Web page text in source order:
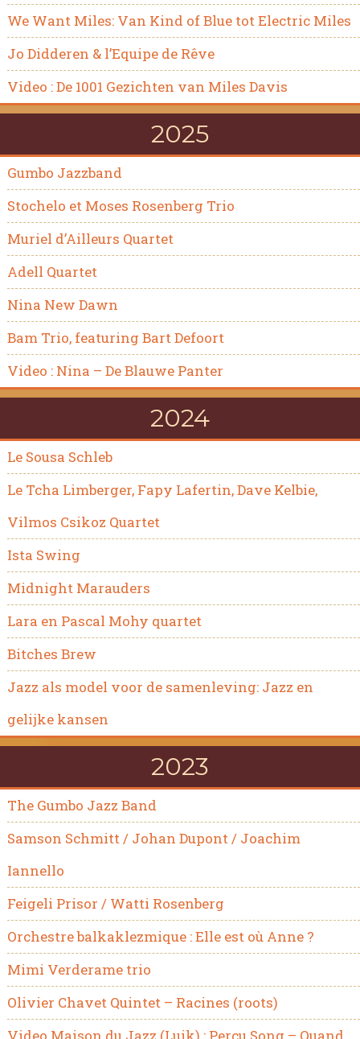
We Want Miles: Van Kind of Blue tot Electric Miles
Jo Didderen & l’Equipe de Rêve
Video : De 1001 Gezichten van Miles Davis
2025
Gumbo Jazzband
Stochelo et Moses Rosenberg Trio
Muriel d’Ailleurs Quartet
Adell Quartet
Nina New Dawn
Bam Trio, featuring Bart Defoort
Video : Nina – De Blauwe Panter
2024
Le Sousa Schleb
Le Tcha Limberger, Fapy Lafertin, Dave Kelbie,
Vilmos Csikoz Quartet
Ista Swing
Midnight Marauders
Lara en Pascal Mohy quartet
Bitches Brew
Jazz als model voor de samenleving: Jazz en
gelijke kansen
2023
The Gumbo Jazz Band
Samson Schmitt / Johan Dupont / Joachim
Iannello
Feigeli Prisor / Watti Rosenberg
Orchestre balkaklezmique : Elle est où Anne ?
Mimi Verderame trio
Olivier Chavet Quintet – Racines (roots)